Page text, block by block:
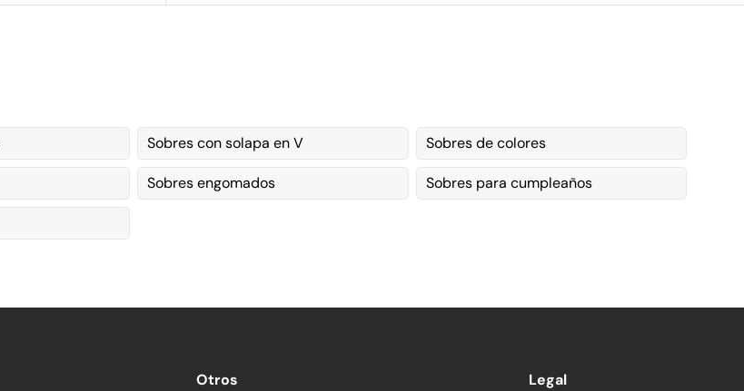
Sobres con solapa en V Sobres de colores
Sobres engomados Sobres para cumpleaños
Otros Legal